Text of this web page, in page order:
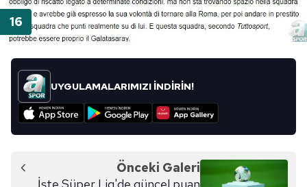
UYGULAMALARIMIZI İNDİRİN!
Önceki Galeri